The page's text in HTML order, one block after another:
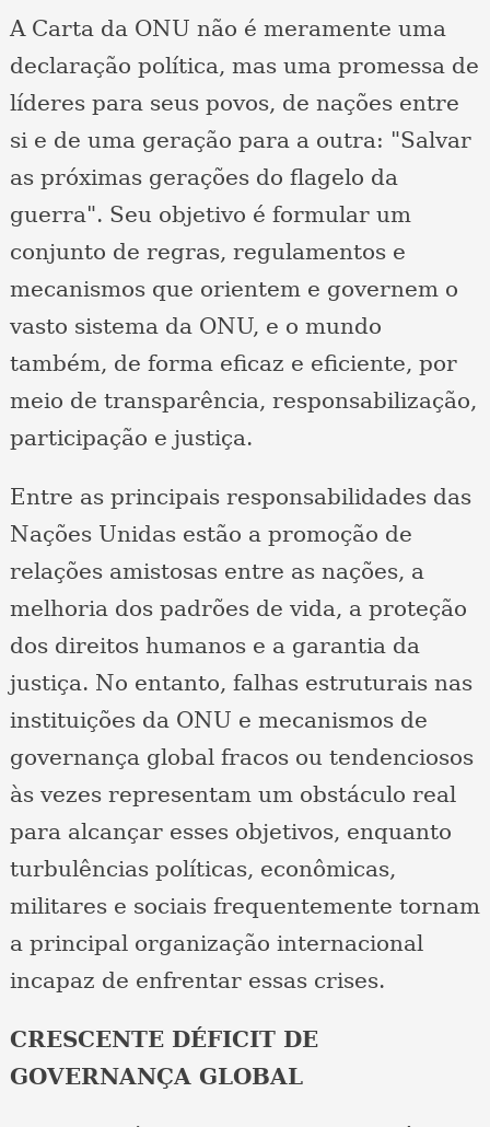
A Carta da ONU não é meramente uma
declaração política, mas uma promessa de
líderes para seus povos, de nações entre
si e de uma geração para a outra: "Salvar
as próximas gerações do flagelo da
guerra". Seu objetivo é formular um
conjunto de regras, regulamentos e
mecanismos que orientem e governem o
vasto sistema da ONU, e o mundo
também, de forma eficaz e eficiente, por
meio de transparência, responsabilização,
participação e justiça.
Entre as principais responsabilidades das
Nações Unidas estão a promoção de
relações amistosas entre as nações, a
melhoria dos padrões de vida, a proteção
dos direitos humanos e a garantia da
justiça. No entanto, falhas estruturais nas
instituições da ONU e mecanismos de
governança global fracos ou tendenciosos
às vezes representam um obstáculo real
para alcançar esses objetivos, enquanto
turbulências políticas, econômicas,
militares e sociais frequentemente tornam
a principal organização internacional
incapaz de enfrentar essas crises.
CRESCENTE DÉFICIT DE
GOVERNANÇA GLOBAL